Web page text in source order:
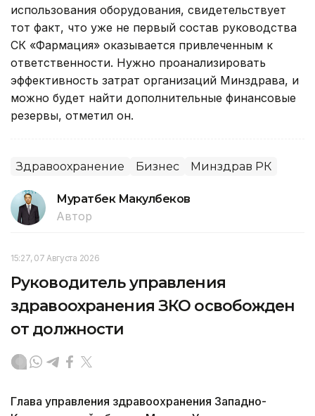
использования оборудования, свидетельствует
тот факт, что уже не первый состав руководства
СК «Фармация» оказывается привлеченным к
ответственности. Нужно проанализировать
эффективность затрат организаций Минздрава, и
можно будет найти дополнительные финансовые
резервы, отметил он.
Здравоохранение Бизнес Минздрав РК
Муратбек Макулбеков
Автор
15:27, 07 Августа 2026
Руководитель управления
здравоохранения ЗКО освобожден
от должности
Глава управления здравоохранения Западно-